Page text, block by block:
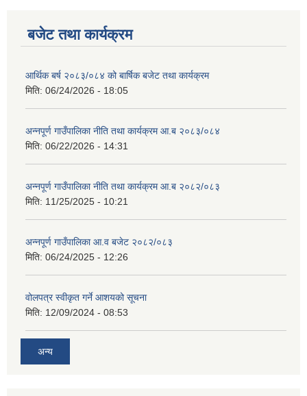
बजेट तथा कार्यक्रम
आर्थिक बर्ष २०८३/०८४ को बार्षिक बजेट तथा कार्यक्रम
मिति: 06/24/2026 - 18:05
अन्नपूर्ण गाउँपालिका नीति तथा कार्यक्रम आ.ब २०८३/०८४
मिति: 06/22/2026 - 14:31
अन्नपूर्ण गाउँपालिका नीति तथा कार्यक्रम आ.ब २०८२/०८३
मिति: 11/25/2025 - 10:21
अन्नपूर्ण गाउँपालिका आ.व बजेट २०८२/०८३
मिति: 06/24/2025 - 12:26
वोलपत्र स्वीकृत गर्ने आशयको सूचना
मिति: 12/09/2024 - 08:53
अन्य